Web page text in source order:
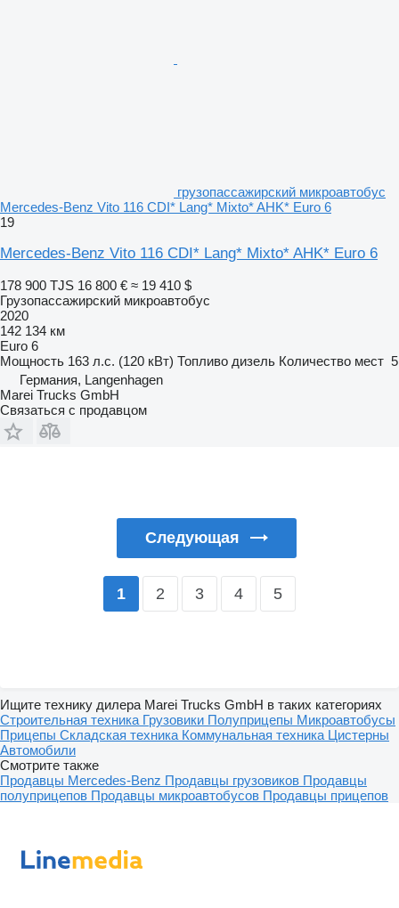
грузопассажирский микроавтобус
Mercedes-Benz Vito 116 CDI* Lang* Mixto* AHK* Euro 6
19
Mercedes-Benz Vito 116 CDI* Lang* Mixto* AHK* Euro 6
178 900 TJS 16 800 € ≈ 19 410 $
Грузопассажирский микроавтобус
2020
142 134 км
Euro 6
Мощность 163 л.с. (120 кВт) Топливо дизель Количество мест 5
Германия, Langenhagen
Marei Trucks GmbH
Связаться с продавцом
Следующая
1 2 3 4 5
Ищите технику дилера Marei Trucks GmbH в таких категориях
Строительная техника Грузовики Полуприцепы Микроавтобусы
Прицепы Складская техника Коммунальная техника Цистерны
Автомобили
Смотрите также
Продавцы Mercedes-Benz Продавцы грузовиков Продавцы
полуприцепов Продавцы микроавтобусов Продавцы прицепов